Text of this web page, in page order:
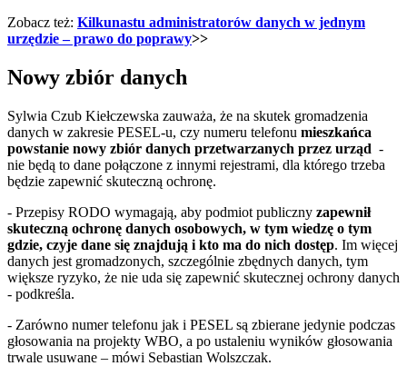
Zobacz też: Kilkunastu administratorów danych w jednym
urzędzie – prawo do poprawy>>
Nowy zbiór danych
Sylwia Czub Kiełczewska zauważa, że na skutek gromadzenia
danych w zakresie PESEL-u, czy numeru telefonu mieszkańca
powstanie nowy zbiór danych przetwarzanych przez urząd -
nie będą to dane połączone z innymi rejestrami, dla którego trzeba
będzie zapewnić skuteczną ochronę.
- Przepisy RODO wymagają, aby podmiot publiczny zapewnił
skuteczną ochronę danych osobowych, w tym wiedzę o tym
gdzie, czyje dane się znajdują i kto ma do nich dostęp. Im więcej
danych jest gromadzonych, szczególnie zbędnych danych, tym
większe ryzyko, że nie uda się zapewnić skutecznej ochrony danych
- podkreśla.
- Zarówno numer telefonu jak i PESEL są zbierane jedynie podczas
głosowania na projekty WBO, a po ustaleniu wyników głosowania
trwale usuwane – mówi Sebastian Wolszczak.